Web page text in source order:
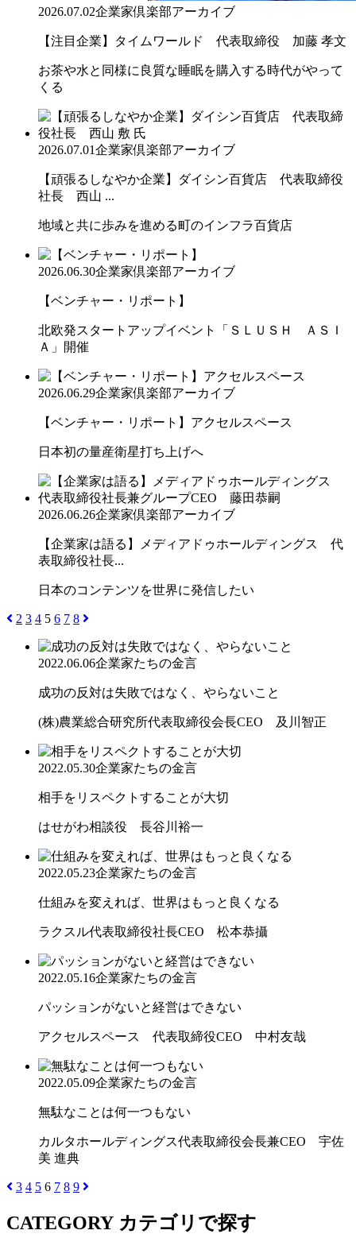
2026.07.02企業家倶楽部アーカイブ
【注目企業】タイムワールド 代表取締役 加藤 孝文
お茶や水と同様に良質な睡眠を購入する時代がやって
くる
2026.07.01企業家倶楽部アーカイブ
【頑張るしなやか企業】ダイシン百貨店 代表取締役
社長 西山 ...
地域と共に歩みを進める町のインフラ百貨店
2026.06.30企業家倶楽部アーカイブ
【ベンチャー・リポート】
北欧発スタートアップイベント「ＳＬＵＳＨ ＡＳＩ
Ａ」開催
2026.06.29企業家倶楽部アーカイブ
【ベンチャー・リポート】アクセルスペース
日本初の量産衛星打ち上げへ
2026.06.26企業家倶楽部アーカイブ
【企業家は語る】メディアドゥホールディングス 代
表取締役社長...
日本のコンテンツを世界に発信したい
2 3 4 5 6 7 8
2022.06.06企業家たちの金言
成功の反対は失敗ではなく、やらないこと
(株)農業総合研究所代表取締役会長CEO 及川智正
2022.05.30企業家たちの金言
相手をリスペクトすることが大切
はせがわ相談役 長谷川裕一
2022.05.23企業家たちの金言
仕組みを変えれば、世界はもっと良くなる
ラクスル代表取締役社長CEO 松本恭攝
2022.05.16企業家たちの金言
パッションがないと経営はできない
アクセルスペース 代表取締役CEO 中村友哉
2022.05.09企業家たちの金言
無駄なことは何一つもない
カルタホールディングス代表取締役会長兼CEO 宇佐
美 進典
3 4 5 6 7 8 9
CATEGORY カテゴリで探す